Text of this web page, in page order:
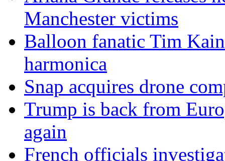
Manchester victims
Balloon fanatic Tim
harmonica
Snap acquires drone
Trump is back from
again
French officials